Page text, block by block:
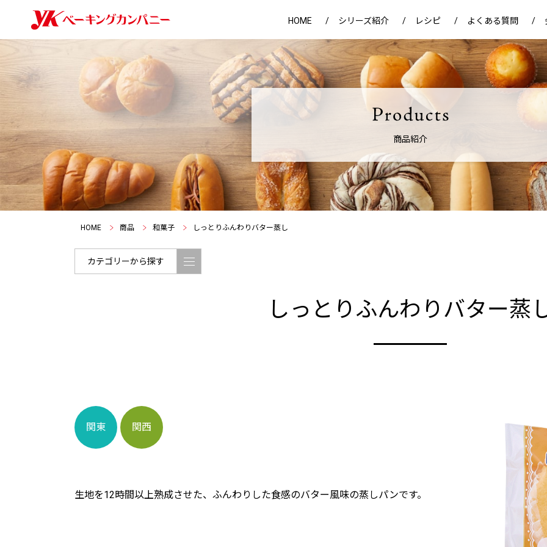
HOME シリーズ紹介 レシピ よくある質問
商品紹介
HOME 商品 和菓子 しっとりふんわりバター蒸し
カテゴリーから探す
しっとりふんわりバター蒸
関東 関西
生地を12時間以上熟成させた、ふんわりした食感のバター風味の蒸しパンです。